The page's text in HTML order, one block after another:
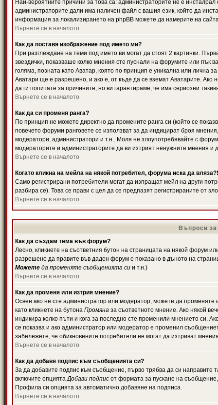
Най-вероятните причини за това са: администраторите не е
администраторите дали има наличен файл с вашия език, който да
информация за локализирането на phpBB можете да намерите на
Върнете се в началото
Как да поставя изображение под името ми?
При разглеждане на теми под името ви могат да стоят 2 картинки.
звездички, показваше колко мнения сте пуснали на форумите или пък
голяма, позната като Аватар, която по принцип е уникална или лична
Аватари ще е разрешено, и ако е, от къде да се вземат Аватарите.
да ги попитате за причините, но ви гарантираме, че има сериозни
Върнете се в началото
Как да си променя ранга?
По принцип не можете директно да промените ранга си (който се
повечето форуми ранговете се използват за да индицират броя
модератори, администратори и т.н.. Моля не злоупотребявайте с
модераторите и администраторите да ви изтрият ненужните мнения и
Върнете се в началото
Когато кликна на мейла на някой потребител, форума иска да вляза?!
Само регистрирани потребители могат да изпращат мейл на други
разбира се). Това се прави с цел да се предпазят регистрираните от
Върнете се в началото
Въпроси
Как да създам тема във форум?
Лесно, кликнете на съответния бутон на страницата на някой форум
разрешено да правите във даден форум е показано в дъното на
Можете да променяте съобщенията си и т.н.)
Върнете се в началото
Как да променя или изтрия мнение?
Освен ако не сте администратор или модератор, можете да
като кликнете на бутона Промяна за съответното мнение. Ако някой
индикира колко пъти и кога за последно сте променили мнението си.
се показва и ако администратор или модератор е променил
забележете, че обикновените потребители не могат да изтриват
Върнете се в началото
Как да добавя подпис към съобщенията си?
За да добавите подпис към съобщение, първо трябва да си
включите опциятаДобави подпис от формата за пускане на
Профила си опцията за автоматично добавяне на подписа.
Върнете се в началото